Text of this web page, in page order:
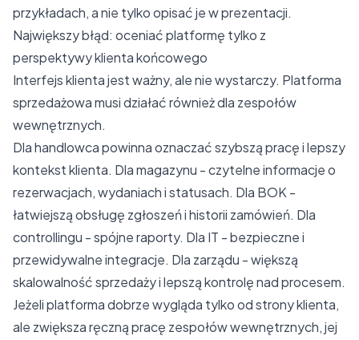
przykładach, a nie tylko opisać je w prezentacji.
Największy błąd: oceniać platformę tylko z
perspektywy klienta końcowego
Interfejs klienta jest ważny, ale nie wystarczy. Platforma
sprzedażowa musi działać również dla zespołów
wewnętrznych.
Dla handlowca powinna oznaczać szybszą pracę i lepszy
kontekst klienta. Dla magazynu - czytelne informacje o
rezerwacjach, wydaniach i statusach. Dla BOK -
łatwiejszą obsługę zgłoszeń i historii zamówień. Dla
controllingu - spójne raporty. Dla IT - bezpieczne i
przewidywalne integracje. Dla zarządu - większą
skalowalność sprzedaży i lepszą kontrolę nad procesem.
Jeżeli platforma dobrze wygląda tylko od strony klienta,
ale zwiększa ręczną pracę zespołów wewnętrznych, jej